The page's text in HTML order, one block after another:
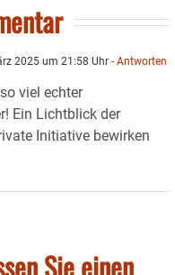
2025 um 21:58 Uhr - Antworten
viel echter
Ein Lichtblick der
Initiative bewirken
Sie einen